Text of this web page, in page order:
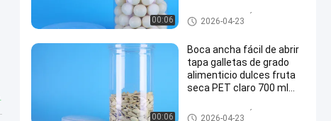
00:06 El ANIMAL DOMÉSTICO puede
2026-04-23
00:06
Boca ancha fácil de abrir
tapa galletas de grado
alimenticio dulces fruta
seca PET claro 700 ml
El ANIMAL DOMÉSTICO puede
2026-04-23